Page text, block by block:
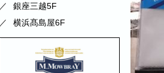
銀座三越5F
横浜髙島屋6F